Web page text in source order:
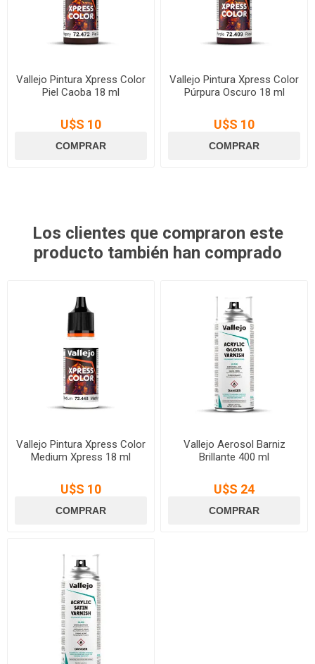
Vallejo Pintura Xpress Color
Piel Caoba 18 ml
U$S 10
Vallejo Pintura Xpress Color
Púrpura Oscuro 18 ml
U$S 10
Los clientes que compraron este
producto también han comprado
Vallejo Pintura Xpress Color
Medium Xpress 18 ml
U$S 10
Vallejo Aerosol Barniz
Brillante 400 ml
U$S 24